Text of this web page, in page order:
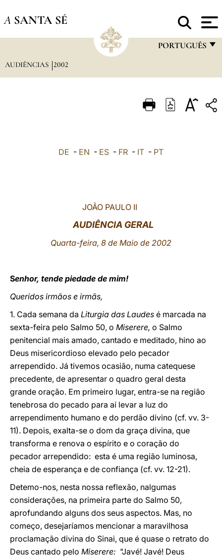
A SANTA SÉ
PORTUGUÊS
ITALIANO
LATINE
AUDIÊNCIAS 2002
DE - EN - ES - FR - IT - PT
JOÃO PAULO II
AUDIÊNCIA GERAL
Quarta-feira, 8 de Maio de 2002
Senhor, tende piedade de mim!
Queridos irmãos e irmãs,
1. Cada semana da Liturgia das Laudes é marcada na
sexta-feira pelo Salmo 50, o Miserere, o Salmo
penitencial mais amado, cantado e meditado, hino ao
Deus misericordioso elevado pelo pecador
arrependido. Já tivemos ocasião, numa catequese
precedente, de apresentar o quadro geral desta
grande oração. Em primeiro lugar, entra-se na região
tenebrosa do pecado para aí levar a luz do
arrependimento humano e do perdão divino (cf. vv. 3-
11). Depois, exalta-se o dom da graça divina, que
transforma e renova o espírito e o coração do
pecador arrependido: esta é uma região luminosa,
cheia de esperança e de confiança (cf. vv. 12-21).
Detemo-nos, nesta nossa reflexão, nalgumas
considerações, na primeira parte do Salmo 50,
aprofundando alguns dos seus aspectos. Mas, no
começo, desejaríamos mencionar a maravilhosa
proclamação divina do Sinai, que é quase o retrato do
Deus cantado pelo Miserere: "Javé! Javé! Deus